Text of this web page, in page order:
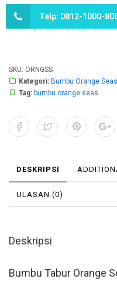
Telp: 0812-1000-
SKU: ORNGSS
Kategori: Bumbu Orange
Tag: bumbu orange seas
DESKRIPSI
ULASAN (0)
Deskripsi
Bumbu Tabur Orange